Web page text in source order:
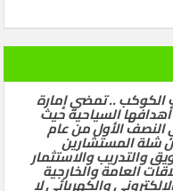
الكوكب .. تمضي إمارة
السياحية حيث
سائح في النصف الأول من عام
شلة المستشارين
والتدريب والاستثمار
العامة والخارجية
والكهربائي لا